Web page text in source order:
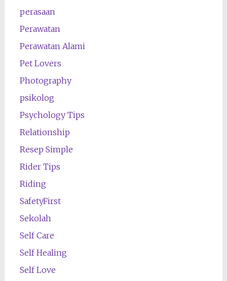
perasaan
Perawatan
Perawatan Alami
Pet Lovers
Photography
psikolog
Psychology Tips
Relationship
Resep Simple
Rider Tips
Riding
SafetyFirst
Sekolah
Self Care
Self Healing
Self Love